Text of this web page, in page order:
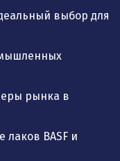
выбор для
рынка в
BASF и